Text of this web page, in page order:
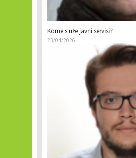
Kome služe javni servisi?
23/04/2026